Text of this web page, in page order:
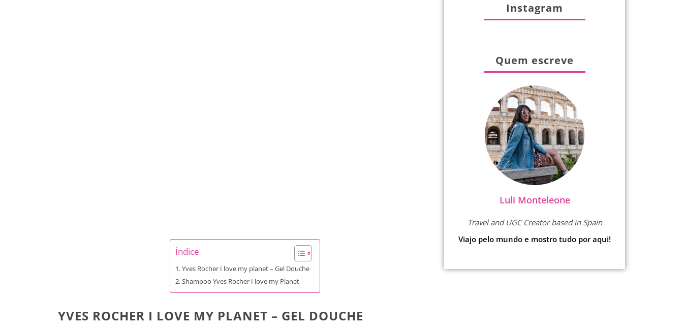
Índice
Yves Rocher I love my planet – Gel Douche
Shampoo Yves Rocher I love my Planet
YVES ROCHER I LOVE MY PLANET – GEL DOUCHE
Instagram
Quem escreve
Luli Monteleone
Travel and UGC Creator based in Spain
Viajo pelo mundo e mostro tudo por aqui!